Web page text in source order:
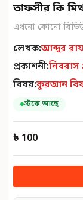
তাফসীর কি
এখনো কোনো
লেখক:আব্দুর
প্রকাশনী:নিবরাস
বিষয়:কুরআন
স্টকে আছে
৳ 100